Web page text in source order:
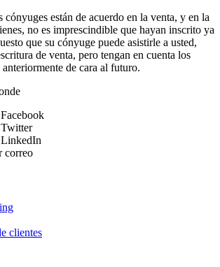
cónyuges están de acuerdo en la venta, y en la
no es imprescindible que hayan inscrito ya
que su cónyuge puede asistirle a usted,
de venta, pero tengan en cuenta los
de cara al futuro.
correo
clientes